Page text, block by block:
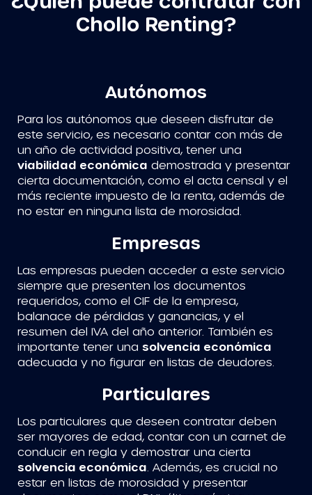
Chollo Renting?
Autónomos
Para los autónomos que deseen disfrutar de
este servicio, es necesario contar con más de
un año de actividad positiva, tener una
viabilidad económica demostrada y presentar
cierta documentación, como el acta censal y el
más reciente impuesto de la renta, además de
no estar en ninguna lista de morosidad.
Empresas
Las empresas pueden acceder a este servicio
siempre que presenten los documentos
requeridos, como el CIF de la empresa,
balanace de pérdidas y ganancias, y el
resumen del IVA del año anterior. También es
importante tener una solvencia económica
adecuada y no figurar en listas de deudores.
Particulares
Los particulares que deseen contratar deben
ser mayores de edad, contar con un carnet de
conducir en regla y demostrar una cierta
solvencia económica . Además, es crucial no
estar en listas de morosidad y presentar